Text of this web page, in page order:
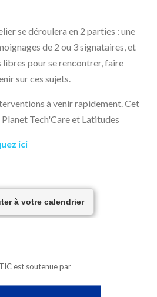
se déroulera en 2 parties : une
de 2 ou 3 signataires, et
libres pour se rencontrer, faire
sur ces sujets.
à venir rapidement. Cet
Tech'Care et Latitudes
ici
à votre calendrier
est soutenue par